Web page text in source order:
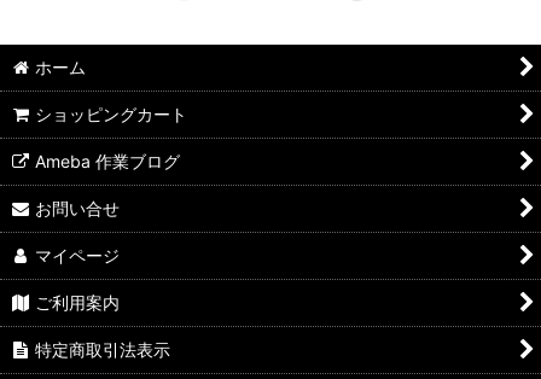
ホーム
ショッピングカート
Ameba 作業ブログ
お問い合せ
マイページ
ご利用案内
特定商取引法表示